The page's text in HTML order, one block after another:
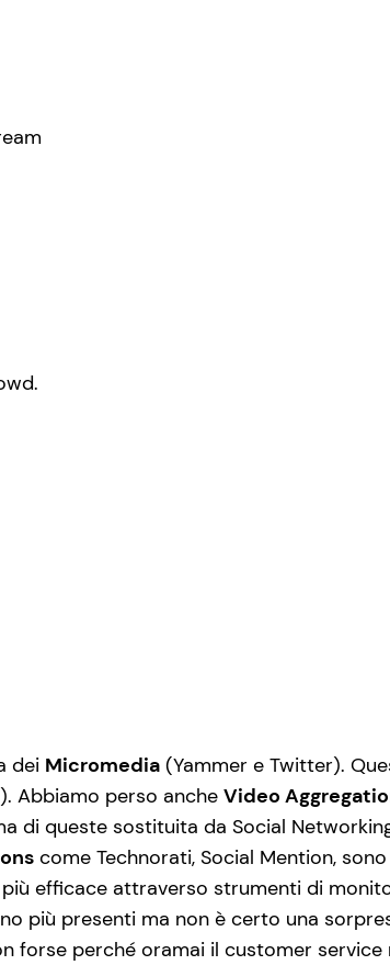
dei Micromedia (Yammer e Twitter).
Abbiamo perso anche Video
di queste sostituita da Social
come Technorati, Social Mention,
efficace attraverso strumenti di
più presenti ma non è certo una
forse perché oramai il customer service